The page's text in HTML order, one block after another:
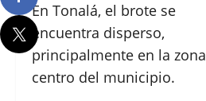
En Tonalá, el brote se
encuentra disperso,
principalmente en la zona
centro del municipio.